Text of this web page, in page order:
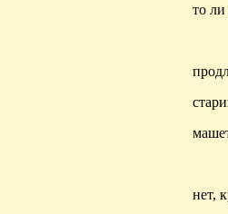
то
нет,